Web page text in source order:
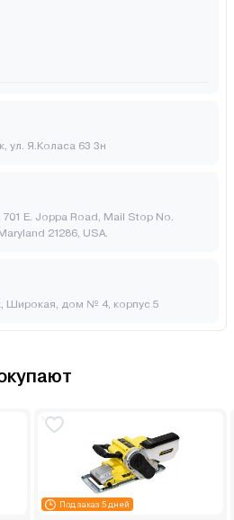
ул. Я.Коласа 63 3н
E. Joppa Road, Mail Stop No.
21286, USA.
Широкая, дом № 4, корпус 5
Под заказ 5 дней